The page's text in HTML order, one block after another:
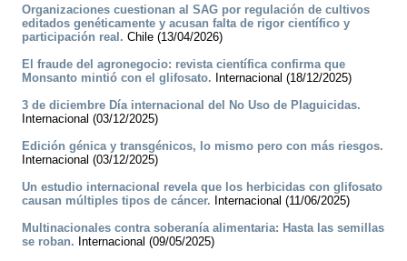
Organizaciones cuestionan al SAG por regulación de cultivos
editados genéticamente y acusan falta de rigor científico y
participación real. Chile (13/04/2026)
El fraude del agronegocio: revista científica confirma que
Monsanto mintió con el glifosato. Internacional (18/12/2025)
3 de diciembre Día internacional del No Uso de Plaguicidas.
Internacional (03/12/2025)
Edición génica y transgénicos, lo mismo pero con más riesgos.
Internacional (03/12/2025)
Un estudio internacional revela que los herbicidas con glifosato
causan múltiples tipos de cáncer. Internacional (11/06/2025)
Multinacionales contra soberanía alimentaria: Hasta las semillas
se roban. Internacional (09/05/2025)